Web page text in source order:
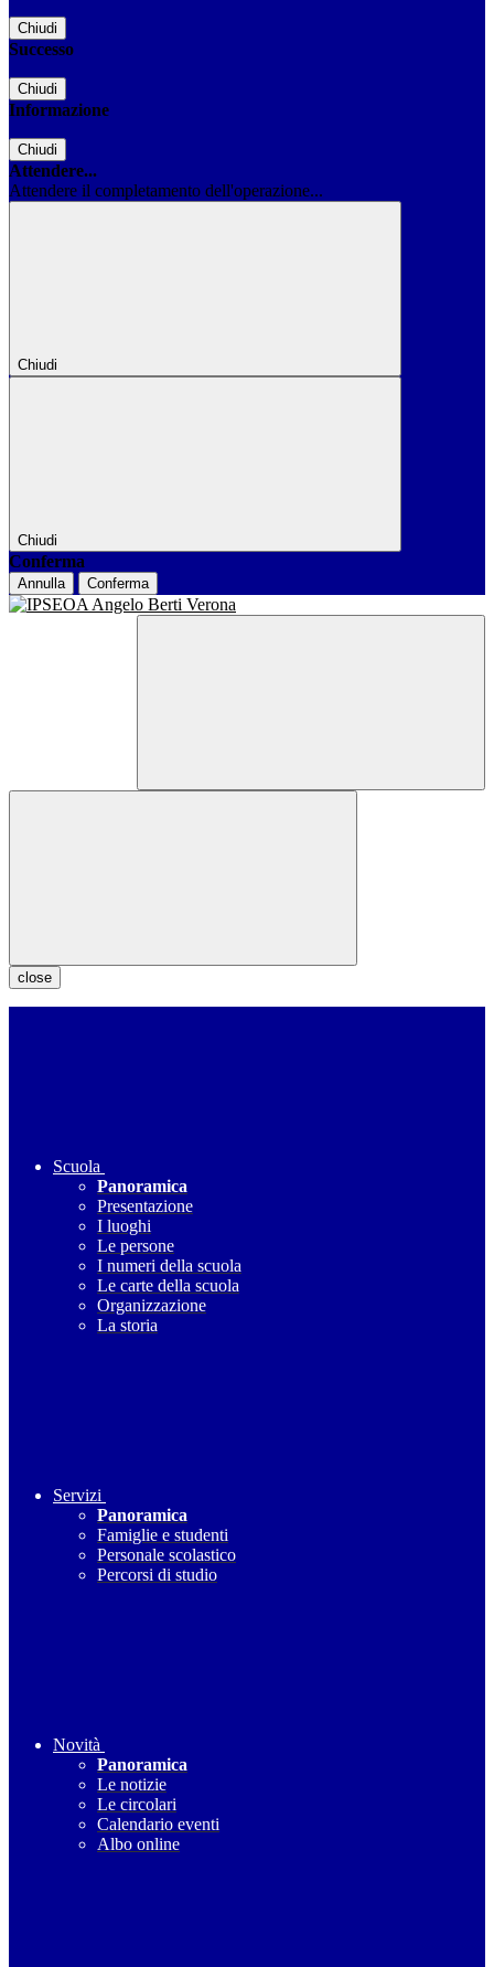
Chiudi
Successo
Chiudi
Informazione
Chiudi
Attendere...
Attendere il completamento dell'operazione...
Chiudi
Chiudi
Conferma
Annulla Conferma
close
Scuola
Panoramica
Presentazione
I luoghi
Le persone
I numeri della scuola
Le carte della scuola
Organizzazione
La storia
Servizi
Panoramica
Famiglie e studenti
Personale scolastico
Percorsi di studio
Novità
Panoramica
Le notizie
Le circolari
Calendario eventi
Albo online